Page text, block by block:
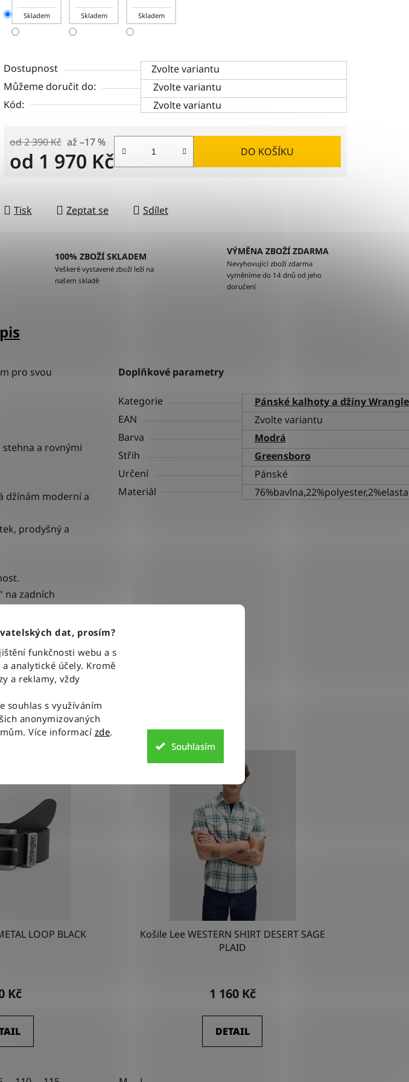
dat, prosím?
funkčnosti webu a s
analytické účely. Kromě
a reklamy, vždy
souhlas s využíváním
anonymizovaných
Více informací zde.
Souhlasím
Skladem Skladem Skladem
Dostupnost
Zvolte variantu
Můžeme doručit do:
Zvolte variantu
Kód:
Zvolte variantu
od 2 390 Kč až –17 %
od 1 970 Kč DO KOŠÍKU
Tisk Zeptat se Sdílet
100% ZBOŽÍ SKLADEM
Veškeré vystavené zboží leží na
našem skladě
VÝMĚNA ZBOŽÍ ZDARMA
Nevyhovující zboží zdarma
vyměníme do 14 dnů od jeho
doručení
pro svou
a rovnými
džínám moderní a
prodyšný a
na zadních
na pravé
Doplňkové parametry
Kategorie
Pánské kalhoty a džíny
EAN
Zvolte variantu
Barva
Modrá
Střih
Greensboro
Určení
Pánské
Materiál
produkty
LOOP BLACK
hodnocení
je
4,5
Kč
Košile Lee WESTERN SHIRT DESERT SAGE
PLAID
1 160 Kč
DETAIL